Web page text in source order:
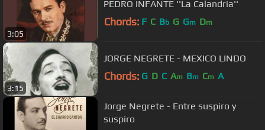
3:05
PEDRO INFANTE ''La Calandria''
Chords: F C Bb G Gm Dm
3:15
JORGE NEGRETE - MEXICO LINDO
Chords: G D C Am Bm Cm A
Jorge Negrete - Entre suspiro y
suspiro